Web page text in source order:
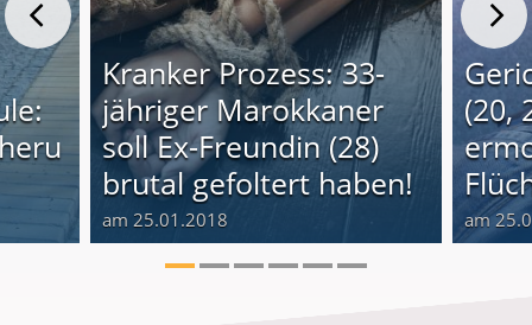
Kranker Prozess: 33-
jähriger Marokkaner
soll Ex-Freundin (28)
brutal gefoltert haben!
am 25.01.2018
(20,
am